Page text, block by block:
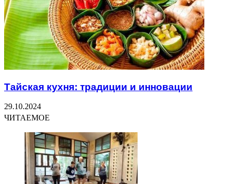
Тайская кухня: традиции и инновации
29.10.2024
ЧИТАЕМОЕ